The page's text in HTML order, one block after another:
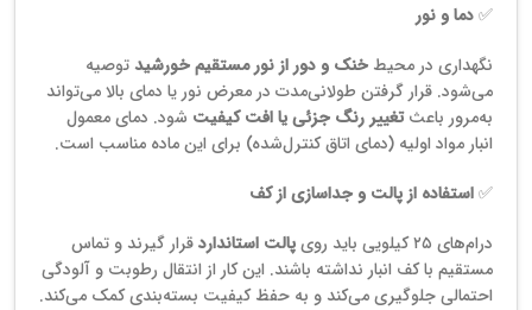
✅دما و نور
نگهداری در محیط خنک و دور از نور مستقیم خورشیدتوصیه
می‌شود. قرار گرفتن طولانی‌مدت در معرض نور یا دمای بالا می‌تواند
به‌مرور باعثتغییر رنگ جزئی یا افت کیفیت شود. دمای معمول
انبار مواد اولیه (دمای اتاق کنترل‌شده) برای این ماده مناسب است.
✅استفاده از پالت و جداسازی از کف
درام‌های ۲۵ کیلویی باید روی
پالت استانداردقرار گیرند و تماس
مستقیم با کف انبار نداشته باشند. این کار از انتقال رطوبت و آلودگی
احتمالی جلوگیری می‌کند و به حفظ کیفیت بسته‌بندی کمک می‌کند.